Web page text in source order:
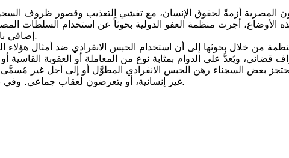
المصرية أزمةً لحقوق الإنسان، مع تفشي التعذيب وقصور ظروف السجون
أجرت منظمة العفو الدولية بحوثاً عن استخدام السلطات
إضافي بالسجناء، ولاسيما السجناء ذوي الخلفية السياسية.
من خلال بحوثها إلى أن استخدام الحبس الانفرادي ضد أمثال
قضائي، ويُعدُّ على الدوام بمثابة نوع من المعاملة أو العقوبة القاسية أو
بعض السجناء رهن الحبس الانفرادي المطوَّل أو إلى أجل غير
غير إنسانية، أو يتعرضون لعقاب جماعي. وفي بعض الحالات، يتعرض السجناء لتعذيب بدني أيضاً.